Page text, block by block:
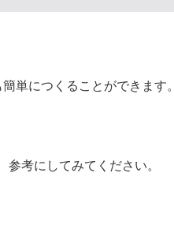
単につくることができます。
考にしてみてください。